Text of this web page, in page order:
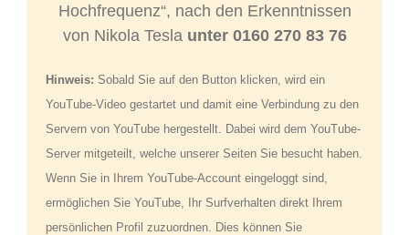
Hochfrequenz“, nach den Erkenntnissen
von Nikola Tesla unter 0160 270 83 76
Hinweis: Sobald Sie auf den Button klicken, wird ein
YouTube-Video gestartet und damit eine Verbindung zu den
Servern von YouTube hergestellt. Dabei wird dem YouTube-
Server mitgeteilt, welche unserer Seiten Sie besucht haben.
Wenn Sie in Ihrem YouTube-Account eingeloggt sind,
ermöglichen Sie YouTube, Ihr Surfverhalten direkt Ihrem
persönlichen Profil zuzuordnen. Dies können Sie